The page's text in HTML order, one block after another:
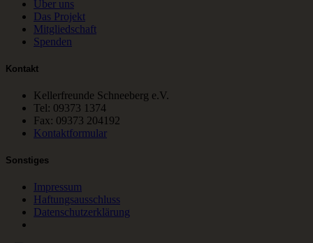
Über uns
Das Projekt
Mitgliedschaft
Spenden
Kontakt
Kellerfreunde Schneeberg e.V.
Tel: 09373 1374
Fax: 09373 204192
Kontaktformular
Sonstiges
Impressum
Haftungsausschluss
Datenschutzerklärung